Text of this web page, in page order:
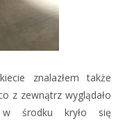
znalazłem także
z zewnątrz wyglądało
środku kryło się